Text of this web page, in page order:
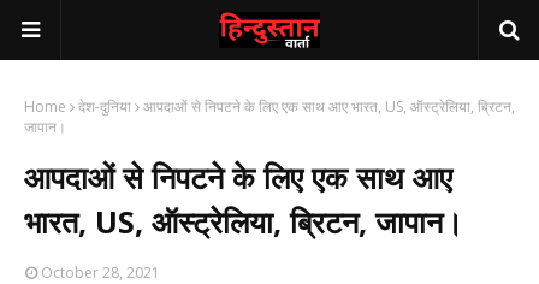
Home देश-दुनिया आपदाओं से निपटने के लिए एक साथ आए भारत, US, ऑस्ट्रेलिया, ब्रिटन,
जापान।
आपदाओं से निपटने के लिए एक साथ आए
भारत, US, ऑस्ट्रेलिया, ब्रिटन, जापान।
October 28, 2021